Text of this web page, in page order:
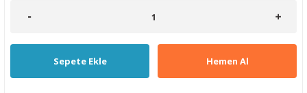
Sepete Ekle Hemen Al